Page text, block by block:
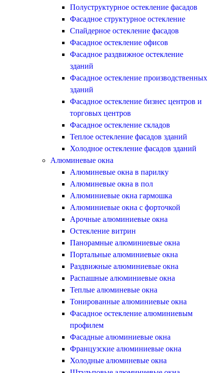
Полуструктурное остекление фасадов
Фасадное структурное остекление
Спайдерное остекление фасадов
Фасадное остекление офисов
Фасадное раздвижное остекление
зданий
Фасадное остекление производственных
зданий
Фасадное остекление бизнес центров и
торговых центров
Фасадное остекление складов
Теплое остекление фасадов зданий
Холодное остекление фасадов зданий
Алюминевые окна
Алюминевые окна в парилку
Алюминевые окна в пол
Алюминиевые окна гармошка
Алюминиевые окна с форточкой
Арочные алюминиевые окна
Остекление витрин
Панорамные алюминиевые окна
Портальные алюминиевые окна
Раздвижные алюминиевые окна
Распашные алюминиевые окна
Теплые алюминевые окна
Тонированные алюминиевые окна
Фасадное остекление алюминиевым
профилем
Фасадные алюминиевые окна
Французские алюминиевые окна
Холодные алюминевые окна